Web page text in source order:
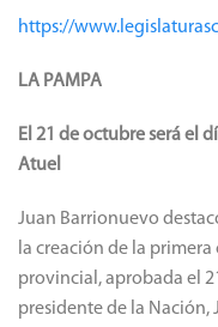
https://
LA PAMPA
El 21 de octubre será el
Atuel
Juan Barrionuevo
la creación de la
provincial, aprobada el
presidente de la Nación,